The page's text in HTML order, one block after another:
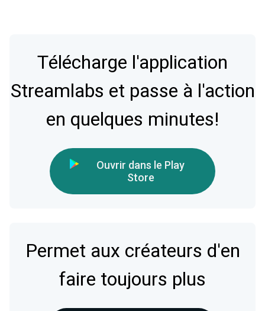
Télécharge l'application
Streamlabs et passe à l'action
en quelques minutes!
Ouvrir dans le Play
Store
Permet aux créateurs d'en
faire toujours plus